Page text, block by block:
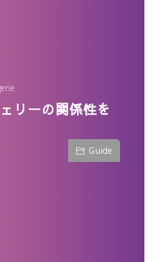
リーの関係性を
Guide